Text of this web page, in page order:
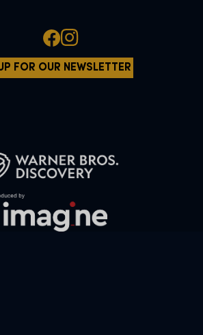
FOR OUR NEWSLETTER